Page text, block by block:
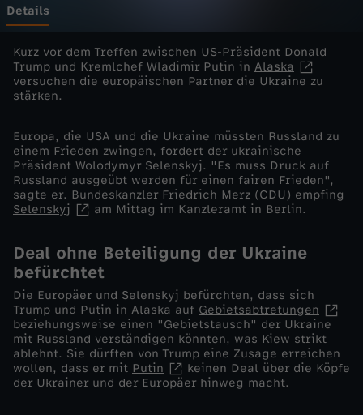
-
K
a
n
n
E
u
r
o
p
Details
Kurz vor dem Treffen zwischen US-Präsident Donald
Trump und Kremlchef Wladimir Putin in Alaska
versuchen die europäischen Partner die Ukraine zu
stärken.
Europa, die USA und die Ukraine müssten Russland zu
einem Frieden zwingen, fordert der ukrainische
Präsident Wolodymyr Selenskyj. "Es muss Druck auf
Russland ausgeübt werden für einen fairen Frieden",
sagte er. Bundeskanzler Friedrich Merz (CDU) empfing
Selenskyj
am Mittag im Kanzleramt in Berlin.
Deal ohne Beteiligung der Ukraine
befürchtet
Die Europäer und Selenskyj befürchten, dass sich
Trump und Putin in Alaska auf Gebietsabtretungen
beziehungsweise einen "Gebietstausch" der Ukraine
mit Russland verständigen könnten, was Kiew strikt
ablehnt. Sie dürften von Trump eine Zusage erreichen
wollen, dass er mit Putin
keinen Deal über die Köpfe
der Ukrainer und der Europäer hinweg macht.